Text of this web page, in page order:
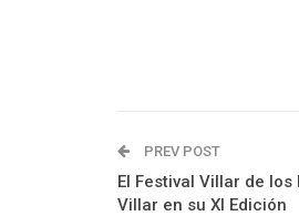
PREV POST
El Festival Villar de
Villar en su XI Edición